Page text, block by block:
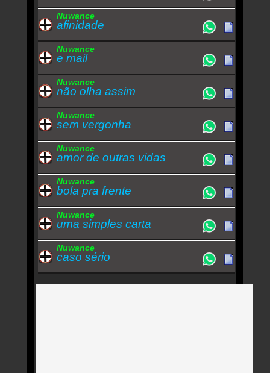
Nuwance
afinidade
Nuwance
e mail
Nuwance
não olha assim
Nuwance
sem vergonha
Nuwance
amor de outras vidas
Nuwance
bola pra frente
Nuwance
uma simples carta
Nuwance
caso sério